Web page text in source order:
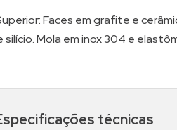
Faces em grafite e
Mola em inox 304 e
técnicas